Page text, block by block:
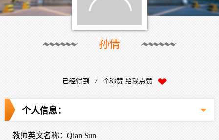
孙倩
已经得到 7 个称赞 给我点赞
个人信息：
教师英文名称：Qian Sun